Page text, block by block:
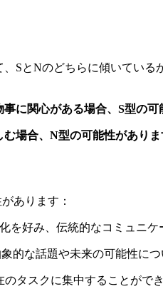
SとNのどちらに傾いてい
に関心がある場合、S型の可
場合、N型の可能性がありま
あります：
を好み、伝統的なコミュニケ
的な話題や未来の可能性に
タスクに集中することが